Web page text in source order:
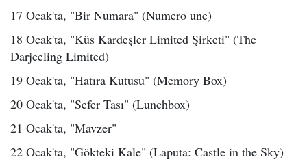
17 Ocak'ta, "Bir Numara" (Numero une)
18 Ocak'ta, "Küs Kardeşler Limited Şirketi" (The
Darjeeling Limited)
19 Ocak'ta, "Hatıra Kutusu" (Memory Box)
20 Ocak'ta, "Sefer Tası" (Lunchbox)
21 Ocak'ta, "Mavzer"
22 Ocak'ta, "Gökteki Kale" (Laputa: Castle in the Sky)